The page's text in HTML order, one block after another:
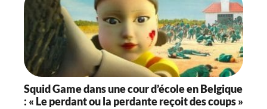
Squid Game dans une cour d’école en Belgique
: « Le perdant ou la perdante reçoit des coups »